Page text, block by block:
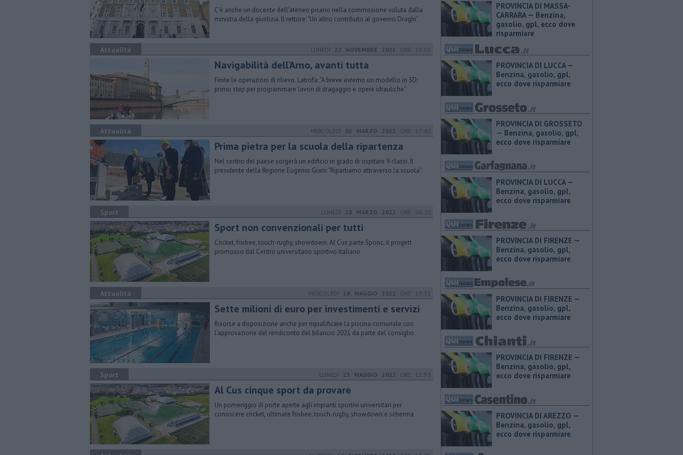
C'è anche un docente dell'ateneo pisano nella commissione voluta dalla
ministra della giustizia. Il rettore: "Un altro contributo al governo Draghi"
Attualità LUNEDÌ 22 NOVEMBRE 2021 ORE 19:55
Navigabilità dell’Arno, avanti tutta
Finite le operazioni di rilievo. Latrofa: “A breve avremo un modello in 3D:
primo step per programmare lavori di dragaggio e opere idrauliche”
Attualità MERCOLEDÌ 02 MARZO 2022 ORE 17:40
Prima pietra per la scuola della ripartenza
Nel centro del paese sorgerà un edificio in grado di ospitare 9 classi. Il
presidente della Regione Eugenio Giani: "Ripartiamo attraverso la scuola"
Sport LUNEDÌ 28 MARZO 2022 ORE 06:30
Sport non convenzionali per tutti
Cricket, frisbee, touch-rugby, showdown. Al Cus parte Sponc, il progett
promosso dal Centro universitario sportivo italiano
Attualità MERCOLEDÌ 18 MAGGIO 2022 ORE 13:31
Sette milioni di euro per investimenti e servizi
Risorse a disposizione anche per riqualificare la piscina comunale con
l'approvazione del rendiconto del bilancio 2021 da parte del consiglio
Sport LUNEDÌ 23 MAGGIO 2022 ORE 11:53
Al Cus cinque sport da provare
Un pomeriggio di porte aperte agli impianti sportivi universitari per
conoscere cricket, ultimate frisbee, touch-rugby, showdown e scherma
PROVINCIA DI MASSA-
CARRARA — ​Benzina,
gasolio, gpl, ecco dove
risparmiare
PROVINCIA DI LUCCA — ​
Benzina, gasolio, gpl,
ecco dove risparmiare
PROVINCIA DI GROSSETO
— ​Benzina, gasolio, gpl,
ecco dove risparmiare
PROVINCIA DI LUCCA — ​
Benzina, gasolio, gpl,
ecco dove risparmiare
PROVINCIA DI FIRENZE — ​
Benzina, gasolio, gpl,
ecco dove risparmiare
PROVINCIA DI FIRENZE — ​
Benzina, gasolio, gpl,
ecco dove risparmiare
PROVINCIA DI FIRENZE — ​
Benzina, gasolio, gpl,
ecco dove risparmiare
PROVINCIA DI AREZZO — ​
Benzina, gasolio, gpl,
ecco dove risparmiare